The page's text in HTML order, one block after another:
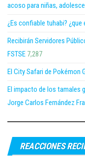
acoso para niñas,
¿Es confiable tuhabi?
Recibirán Servidores
FSTSE 7,287
El City Safari de Pokémon
El impacto de los tamales
Jorge Carlos Fernández
REACCIONES